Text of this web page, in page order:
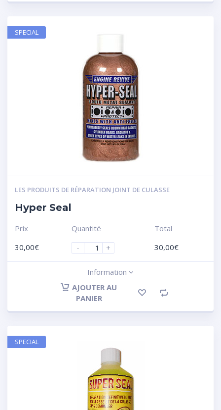
LES PRODUITS DE RÉPARATION JOINT DE CULASSE
Hyper Seal
Prix
30,00€
Quantité
-
+
Total
30,00€
Information
AJOUTER AU
PANIER
SPECIAL
SPECIAL